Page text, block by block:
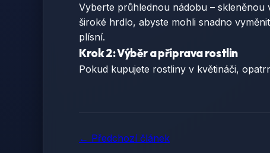
Vyberte průhlednou nádobu –
široké hrdlo, abyste mohli snadno
plísní.
Krok 2: Výběr a příprava rostlin
Pokud kupujete rostliny v květináči,
← Předchozí článek